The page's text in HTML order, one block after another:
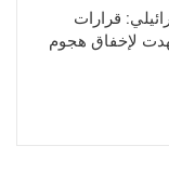
قرارات
لإخفاق هجوم